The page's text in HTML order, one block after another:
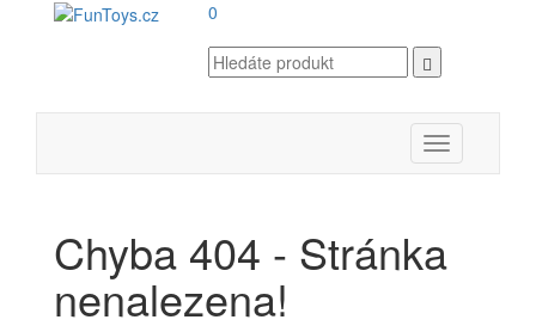
0
Toggle
navigation
Chyba 404 - Stránka
nenalezena!